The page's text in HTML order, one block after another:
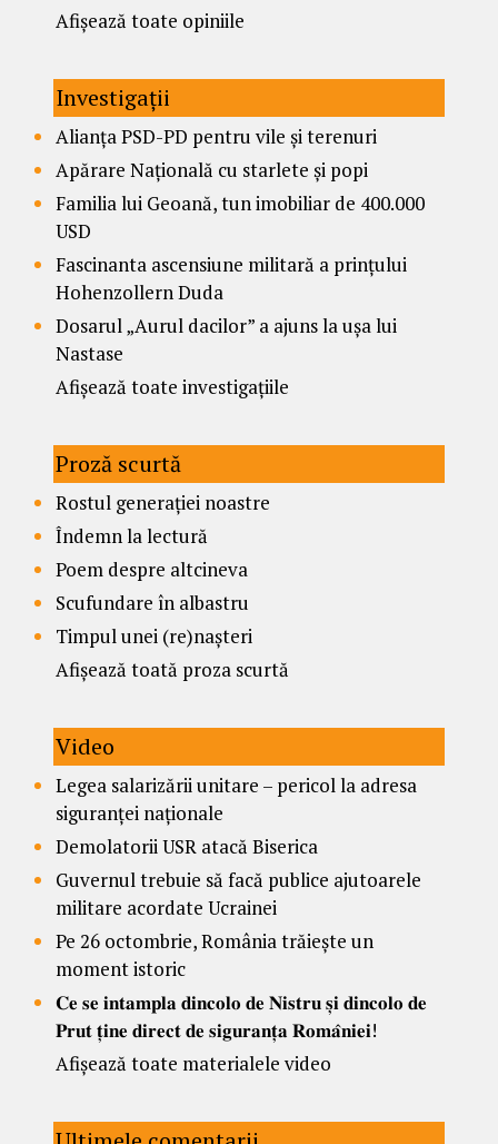
Afișează toate opiniile
Investigații
Alianța PSD-PD pentru vile și terenuri
Apărare Națională cu starlete și popi
Familia lui Geoană, tun imobiliar de 400.000
USD
Fascinanta ascensiune militară a prințului
Hohenzollern Duda
Dosarul „Aurul dacilor” a ajuns la ușa lui
Nastase
Afișează toate investigațiile
Proză scurtă
Rostul generației noastre
Îndemn la lectură
Poem despre altcineva
Scufundare în albastru
Timpul unei (re)nașteri
Afișează toată proza scurtă
Video
Legea salarizării unitare – pericol la adresa
siguranței naționale
Demolatorii USR atacă Biserica
Guvernul trebuie să facă publice ajutoarele
militare acordate Ucrainei
Pe 26 octombrie, România trăiește un
moment istoric
𝐂𝐞 𝐬𝐞 𝐢𝐧𝐭𝐚𝐦𝐩𝐥𝐚 𝐝𝐢𝐧𝐜𝐨𝐥𝐨 𝐝𝐞 𝐍𝐢𝐬𝐭𝐫𝐮 𝐬̦𝐢 𝐝𝐢𝐧𝐜𝐨𝐥𝐨 𝐝𝐞
𝐏𝐫𝐮𝐭 𝐭̦𝐢𝐧𝐞 𝐝𝐢𝐫𝐞𝐜𝐭 𝐝𝐞 𝐬𝐢𝐠𝐮𝐫𝐚𝐧𝐭̦𝐚 𝐑𝐨𝐦𝐚̂𝐧𝐢𝐞𝐢!
Afișează toate materialele video